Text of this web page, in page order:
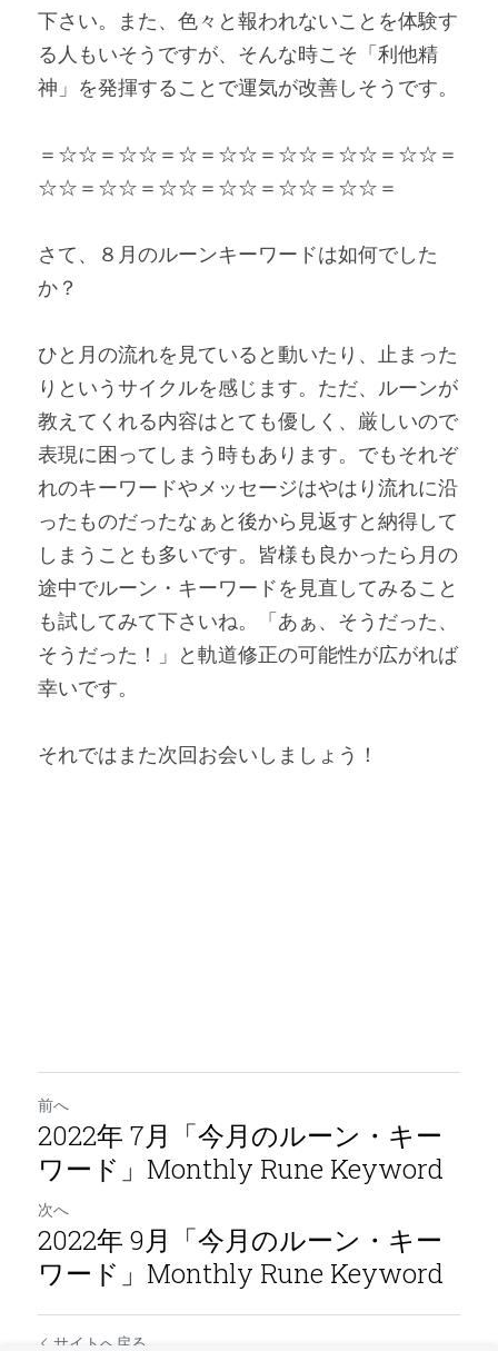
下さい。また、色々と報われないことを体験す
る人もいそうですが、そんな時こそ「利他精
神」を発揮することで運気が改善しそうです。
＝☆☆＝☆☆＝☆＝☆☆＝☆☆＝☆☆＝☆☆＝
☆☆＝☆☆＝☆☆＝☆☆＝☆☆＝☆☆＝
さて、８月のルーンキーワードは如何でした
か？
ひと月の流れを見ていると動いたり、止まった
りというサイクルを感じます。ただ、ルーンが
教えてくれる内容はとても優しく、厳しいので
表現に困ってしまう時もあります。でもそれぞ
れのキーワードやメッセージはやはり流れに沿
ったものだったなぁと後から見返すと納得して
しまうことも多いです。皆様も良かったら月の
途中でルーン・キーワードを見直してみること
も試してみて下さいね。「あぁ、そうだった、
そうだった！」と軌道修正の可能性が広がれば
幸いです。
それではまた次回お会いしましょう！
前へ
2022年 7月「今月のルーン・キー
ワード」Monthly Rune Keyword
次へ
2022年 9月「今月のルーン・キー
ワード」Monthly Rune Keyword
サイトへ戻る